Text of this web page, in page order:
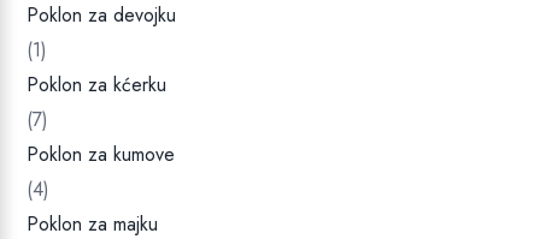
Poklon za devojku
(1)
Poklon za kćerku
(7)
Poklon za kumove
(4)
Poklon za majku